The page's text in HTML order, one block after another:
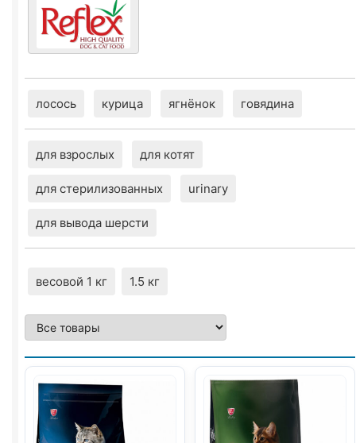
лосось курица ягнёнок говядина
для взрослых для котят
для стерилизованных urinary
для вывода шерсти
весовой 1 кг 1.5 кг